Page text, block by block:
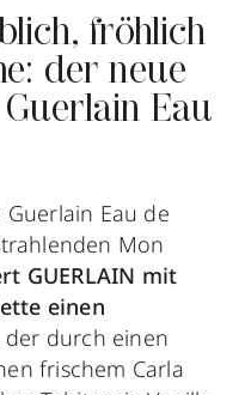
fröhlich
der neue
Eau
Eau de
Mon
GUERLAIN mit
einen
der durch einen
frischem Carla